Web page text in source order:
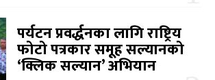
पर्यटन प्रवर्द्धनका लागि राष्ट्रिय
फोटो पत्रकार समूह सल्यानको
‘क्लिक सल्यान’ अभियान